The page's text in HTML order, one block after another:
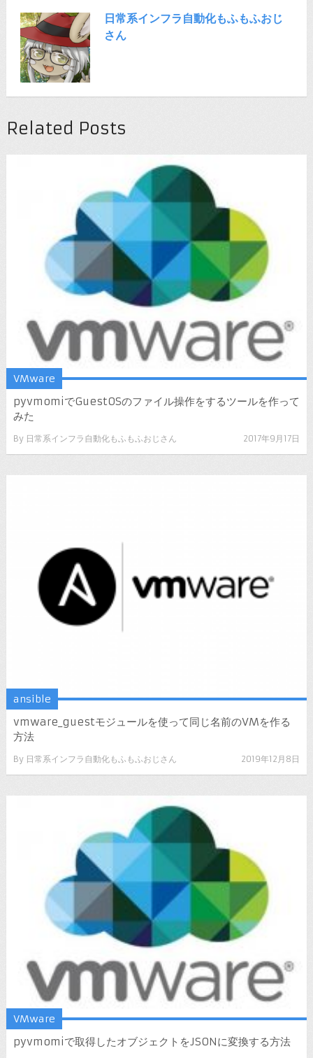
日常系インフラ自動化もふもふおじ
さん
Related Posts
VMware
pyvmomiでGuestOSのファイル操作をするツールを作って
みた
By 日常系インフラ自動化もふもふおじさん 2017年9月17日
ansible
vmware_guestモジュールを使って同じ名前のVMを作る
方法
By 日常系インフラ自動化もふもふおじさん 2019年12月8日
VMware
pyvmomiで取得したオブジェクトをJSONに変換する方法